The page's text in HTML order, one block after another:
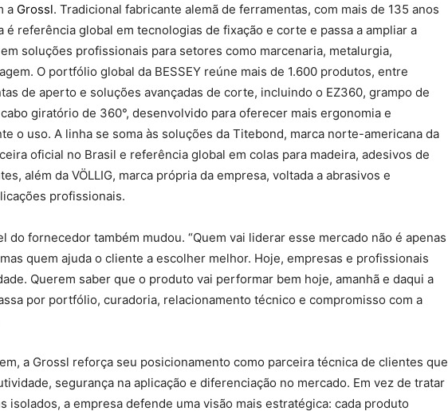
a Grossl. Tradicional fabricante alemã de ferramentas, com mais de 135 anos
é referência global em tecnologias de fixação e corte e passa a ampliar a
soluções profissionais para setores como marcenaria, metalurgia,
O portfólio global da BESSEY reúne mais de 1.600 produtos, entre
de aperto e soluções avançadas de corte, incluindo o EZ360, grampo de
giratório de 360°, desenvolvido para oferecer mais ergonomia e
o uso. A linha se soma às soluções da Titebond, marca norte-americana da
oficial no Brasil e referência global em colas para madeira, adesivos de
além da VÖLLIG, marca própria da empresa, voltada a abrasivos e
profissionais.
do fornecedor também mudou. “Quem vai liderar esse mercado não é apenas
quem ajuda o cliente a escolher melhor. Hoje, empresas e profissionais
Querem saber que o produto vai performar bem hoje, amanhã e daqui a
por portfólio, curadoria, relacionamento técnico e compromisso com a
a Grossl reforça seu posicionamento como parceira técnica de clientes que
segurança na aplicação e diferenciação no mercado. Em vez de tratar
isolados, a empresa defende uma visão mais estratégica: cada produto